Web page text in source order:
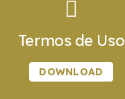
Termos de Uso
DOWNLOAD